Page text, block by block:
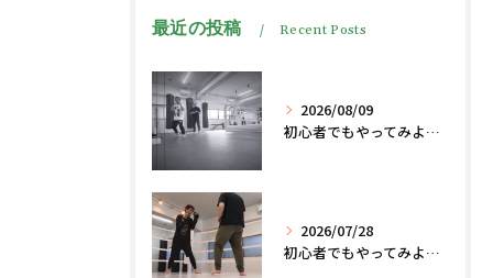
最近の投稿 Recent Posts
2026/08/09
初心者でもやってみよう、格闘技でダイエット脂肪燃焼🔥
2026/07/28
初心者でもやってみよう、格闘技でダイエット脂肪燃焼🔥